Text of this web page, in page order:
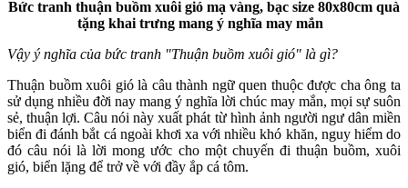
Bức tranh thuận buồm xuôi gió mạ vàng, bạc size 80x80cm quà
tặng khai trưng mang ý nghĩa may mắn
Vậy ý nghĩa của bức tranh "Thuận buồm xuôi gió" là gì?
Thuận buồm xuôi gió là câu thành ngữ quen thuộc được cha ông ta
sử dụng nhiều đời nay mang ý nghĩa lời chúc may mắn, mọi sự suôn
sẻ, thuận lợi. Câu nói này xuất phát từ hình ảnh người ngư dân miền
biển đi đánh bắt cá ngoài khơi xa với nhiều khó khăn, nguy hiểm do
đó câu nói là lời mong ước cho một chuyến đi thuận buồm, xuôi
gió, biển lặng để trở về với đầy ắp cá tôm.